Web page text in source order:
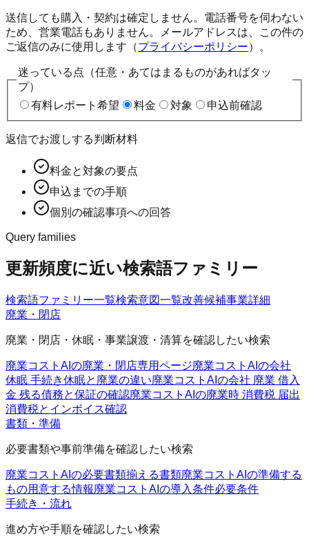
送信しても購入・契約は確定しません。電話番号を伺わない
ため、営業電話もありません。メールアドレスは、この件の
ご返信のみに使用します（プライバシーポリシー）。
迷っている点（任意・あてはまるものがあればタッ
プ）
有料レポート希望
料金 対象 申込前確認
返信でお渡しする判断材料
料金と対象の要点
申込までの手順
個別の確認事項への回答
Query families
更新頻度に近い検索語ファミリー
検索語ファミリー一覧検索意図一覧改善候補事業詳細
廃業・閉店
廃業・閉店・休眠・事業譲渡・清算を確認したい検索
廃業コストAIの廃業・閉店専用ページ廃業コストAIの会社
休眠 手続き休眠と廃業の違い廃業コストAIの会社 廃業 借入
金 残る債務と保証の確認廃業コストAIの廃業時 消費税 届出
消費税とインボイス確認
書類・準備
必要書類や事前準備を確認したい検索
廃業コストAIの必要書類揃える書類廃業コストAIの準備する
もの用意する情報廃業コストAIの導入条件必要条件
手続き・流れ
進め方や手順を確認したい検索